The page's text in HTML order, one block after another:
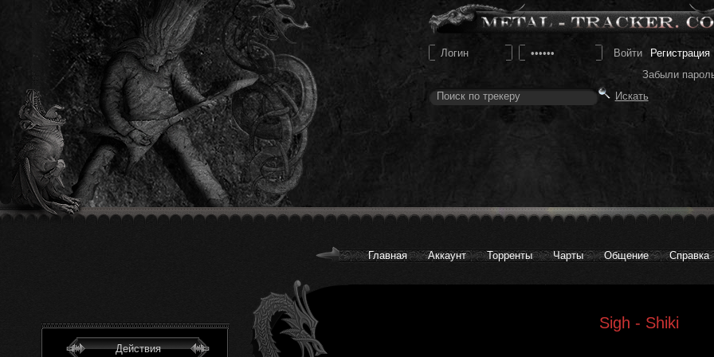
Регистрация
Забыли
Главная Аккаунт Торренты Чарты Общение Справка
Действия
Sigh - Shiki